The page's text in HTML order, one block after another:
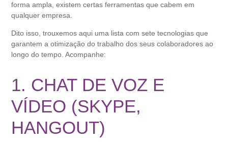
forma ampla, existem certas ferramentas que cabem em
qualquer empresa.
Dito isso, trouxemos aqui uma lista com sete tecnologias que
garantem a otimização do trabalho dos seus colaboradores ao
longo do tempo. Acompanhe:
1. CHAT DE VOZ E
VÍDEO (SKYPE,
HANGOUT)